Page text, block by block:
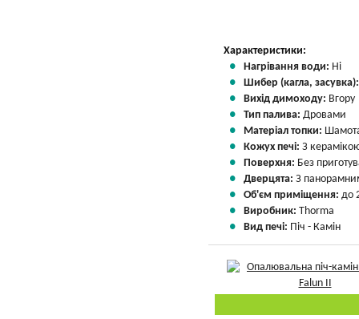
Характеристики:
Нагрівання води: Ні
Шибер (кагла,
Вихід димоходу: Вгору
Тип палива: Дровами
Матеріал топки:
Кожух печі: З
Поверхня: Без
Дверцята: З
Об'єм приміщення: до
Виробник: Thorma
Вид печі: Піч - Камін